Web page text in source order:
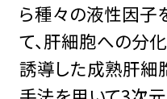
ら種々の液性因子
て、肝細胞への分
誘導した成熟肝細